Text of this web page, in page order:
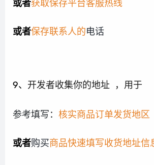
或者获取保存平台客服热线
或者保存联系人的电话
9、 开发者收集你的地址 ，用于
参考填写： 核实商品订单发货地区
或者购买商品快速填写收货地址信